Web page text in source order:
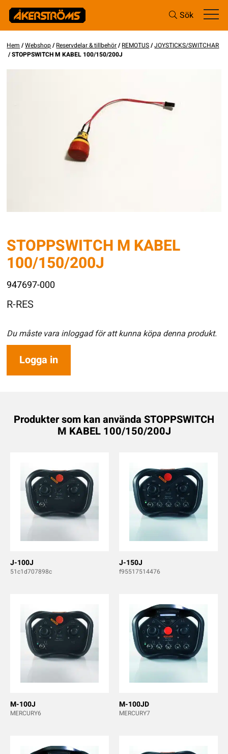
Sök
Hem /Webshop/Reservdelar & tillbehör/REMOTUS/JOYSTICKS/SWITCHAR
/ STOPPSWITCH M KABEL 100/150/200J
STOPPSWITCH M KABEL
100/150/200J
947697-000
R-RES
Du måste vara inloggad för att kunna köpa denna produkt.
Logga in
Produkter som kan använda STOPPSWITCH
M KABEL 100/150/200J
J-100J
51c1d707898c
J-150J
f95517514476
M-100J
MERCURY6
M-100JD
MERCURY7